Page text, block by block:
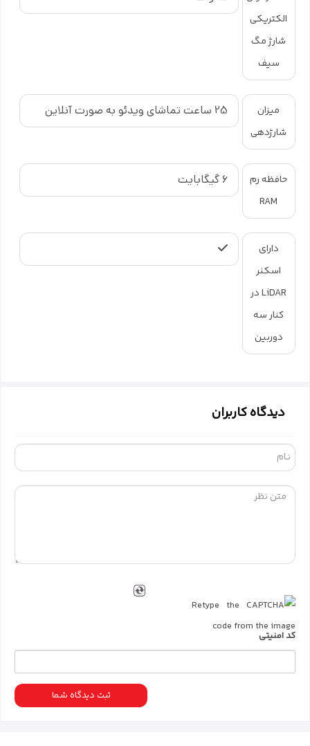
الکتریکی
شارژ مگ
سیف
میزان
شارژدهی
25 ساعت تماشای ویدئو به صورت آنلاین
حافظه رم
RAM
۶ گیگابایت
دارای
اسکنر
LiDAR در
کنار سه
دوربین
دیدگاه کاربران
کد امنیتی
ثبت دیدگاه شما